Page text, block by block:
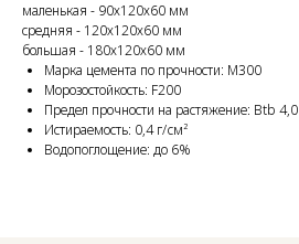
маленькая - 90х120х60 мм
средняя - 120х120х60 мм
большая - 180х120х60 мм
Марка цемента по прочности: М300
Морозостойкость: F200
Предел прочности на растяжение: Btb 4,0
Истираемость: 0,4 г/cм²
Водопоглощение: до 6%